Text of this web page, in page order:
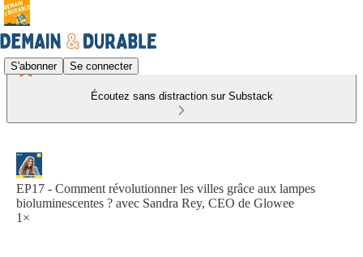
S'abonner Se connecter
Écoutez sans distraction sur Substack
EP17 - Comment révolutionner les villes grâce aux lampes
bioluminescentes ? avec Sandra Rey, CEO de Glowee
1×